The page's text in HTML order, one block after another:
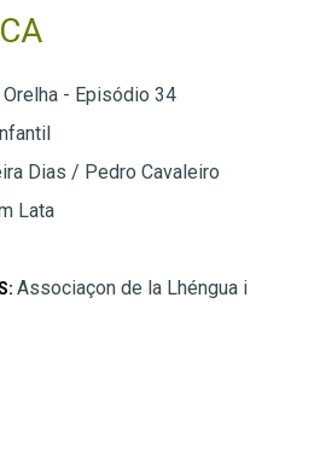
- Episódio 34
Dias / Pedro Cavaleiro
Lata
Associaçon de la Lhéngua i